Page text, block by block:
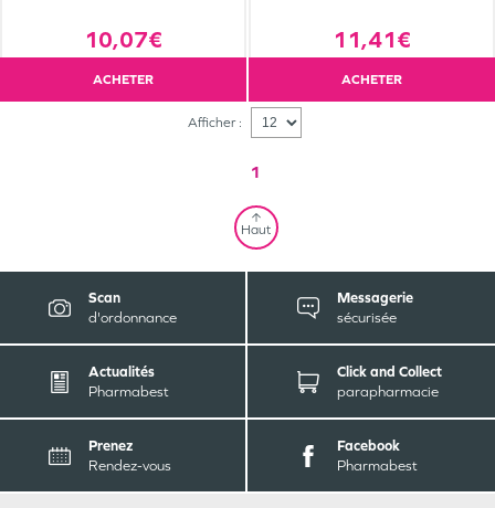
10,07€
ACHETER
11,41€
ACHETER
Afficher :
1
Haut
Scan
d'ordonnance
Messagerie
sécurisée
Actualités
Pharmabest
Click and Collect
parapharmacie
Prenez
Rendez-vous
Facebook
Pharmabest